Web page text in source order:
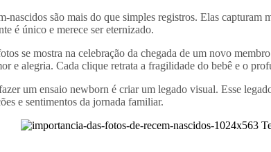
nascidos são mais do que simples registros. Elas
é único e merece ser eternizado.
se mostra na celebração da chegada de um novo
e alegria. Cada clique retrata a fragilidade do bebê e o
um ensaio newborn é criar um legado visual. Esse
e sentimentos da jornada familiar.